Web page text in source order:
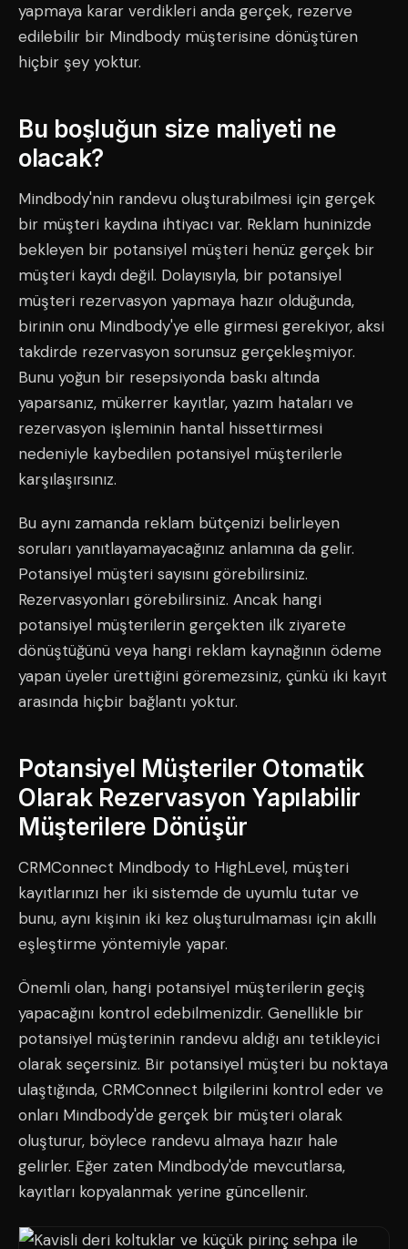
yapmaya karar verdikleri anda gerçek, rezerve
edilebilir bir Mindbody müşterisine dönüştüren
hiçbir şey yoktur.
Bu boşluğun size maliyeti ne
olacak?
Mindbody'nin randevu oluşturabilmesi için gerçek
bir müşteri kaydına ihtiyacı var. Reklam huninizde
bekleyen bir potansiyel müşteri henüz gerçek bir
müşteri kaydı değil. Dolayısıyla, bir potansiyel
müşteri rezervasyon yapmaya hazır olduğunda,
birinin onu Mindbody'ye elle girmesi gerekiyor, aksi
takdirde rezervasyon sorunsuz gerçekleşmiyor.
Bunu yoğun bir resepsiyonda baskı altında
yaparsanız, mükerrer kayıtlar, yazım hataları ve
rezervasyon işleminin hantal hissettirmesi
nedeniyle kaybedilen potansiyel müşterilerle
karşılaşırsınız.
Bu aynı zamanda reklam bütçenizi belirleyen
soruları yanıtlayamayacağınız anlamına da gelir.
Potansiyel müşteri sayısını görebilirsiniz.
Rezervasyonları görebilirsiniz. Ancak hangi
potansiyel müşterilerin gerçekten ilk ziyarete
dönüştüğünü veya hangi reklam kaynağının ödeme
yapan üyeler ürettiğini göremezsiniz, çünkü iki kayıt
arasında hiçbir bağlantı yoktur.
Potansiyel Müşteriler Otomatik
Olarak Rezervasyon Yapılabilir
Müşterilere Dönüşür
CRMConnect Mindbody to HighLevel, müşteri
kayıtlarınızı her iki sistemde de uyumlu tutar ve
bunu, aynı kişinin iki kez oluşturulmaması için akıllı
eşleştirme yöntemiyle yapar.
Önemli olan, hangi potansiyel müşterilerin geçiş
yapacağını kontrol edebilmenizdir. Genellikle bir
potansiyel müşterinin randevu aldığı anı tetikleyici
olarak seçersiniz. Bir potansiyel müşteri bu noktaya
ulaştığında, CRMConnect bilgilerini kontrol eder ve
onları Mindbody'de gerçek bir müşteri olarak
oluşturur, böylece randevu almaya hazır hale
gelirler. Eğer zaten Mindbody'de mevcutlarsa,
kayıtları kopyalanmak yerine güncellenir.